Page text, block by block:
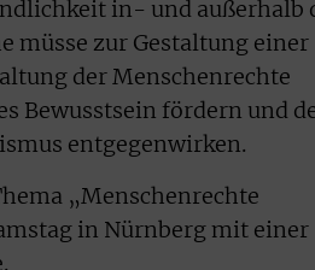
in- und außerhalb
müsse zur Gestaltung einer
der Menschenrechte
Bewusstsein fördern und
entgegenwirken.
„Menschenrechte
in Nürnberg mit einer